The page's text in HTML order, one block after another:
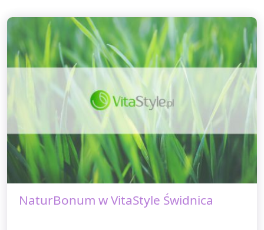
NaturBonum w VitaStyle Świdnica